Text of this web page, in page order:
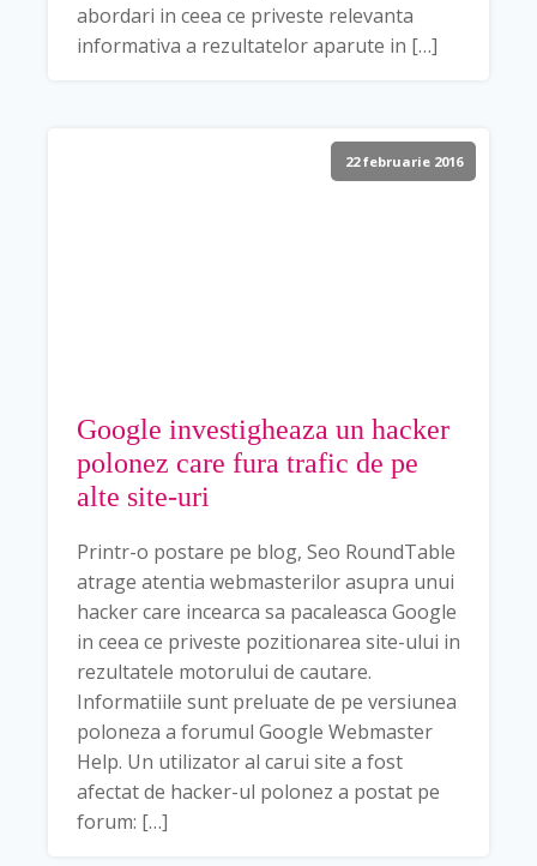
abordari in ceea ce priveste relevanta
informativa a rezultatelor aparute in […]
22 februarie 2016
Google investigheaza un hacker
polonez care fura trafic de pe
alte site-uri
Printr-o postare pe blog, Seo RoundTable
atrage atentia webmasterilor asupra unui
hacker care incearca sa pacaleasca Google
in ceea ce priveste pozitionarea site-ului in
rezultatele motorului de cautare.
Informatiile sunt preluate de pe versiunea
poloneza a forumul Google Webmaster
Help. Un utilizator al carui site a fost
afectat de hacker-ul polonez a postat pe
forum: […]